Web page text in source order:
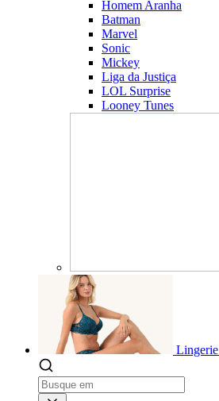
Homem Aranha
Batman
Marvel
Sonic
Mickey
Liga da Justiça
LOL Surprise
Looney Tunes
Lingerie